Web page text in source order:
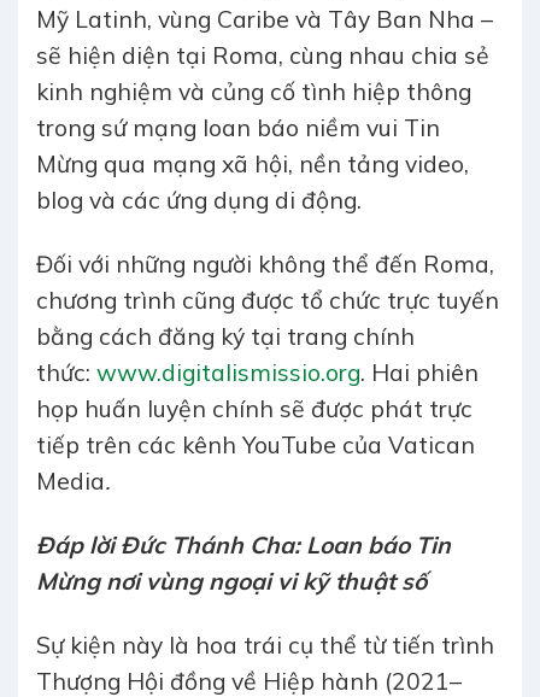
Mỹ Latinh, vùng Caribe và Tây Ban Nha –
sẽ hiện diện tại Roma, cùng nhau chia sẻ
kinh nghiệm và củng cố tình hiệp thông
trong sứ mạng loan báo niềm vui Tin
Mừng qua mạng xã hội, nền tảng video,
blog và các ứng dụng di động.
Đối với những người không thể đến Roma,
chương trình cũng được tổ chức trực tuyến
bằng cách đăng ký tại trang chính
thức: www.digitalismissio.org. Hai phiên
họp huấn luyện chính sẽ được phát trực
tiếp trên các kênh YouTube của Vatican
Media.
Đáp lời Đức Thánh Cha: Loan báo Tin
Mừng nơi vùng ngoại vi kỹ thuật số
Sự kiện này là hoa trái cụ thể từ tiến trình
Thượng Hội đồng về Hiệp hành (2021–